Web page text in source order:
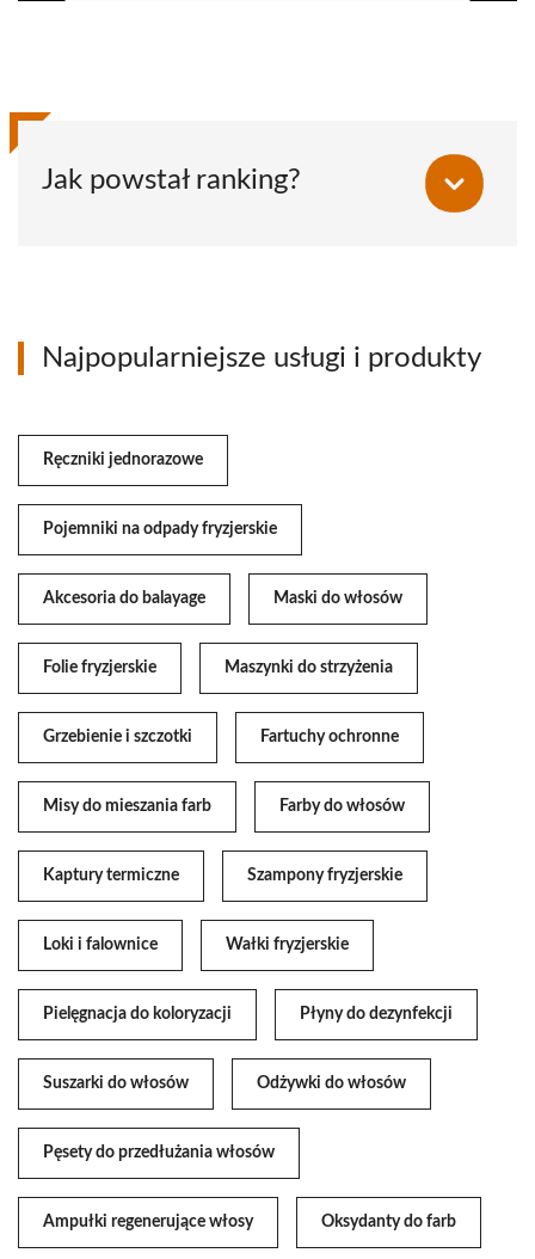
Jak powstał ranking?
Najpopularniejsze usługi i produkty
Ręczniki jednorazowe
Pojemniki na odpady fryzjerskie
Akcesoria do balayage Maski do włosów
Folie fryzjerskie Maszynki do strzyżenia
Grzebienie i szczotki Fartuchy ochronne
Misy do mieszania farb Farby do włosów
Kaptury termiczne Szampony fryzjerskie
Loki i falownice Wałki fryzjerskie
Pielęgnacja do koloryzacji Płyny do dezynfekcji
Suszarki do włosów Odżywki do włosów
Pęsety do przedłużania włosów
Ampułki regenerujące włosy Oksydanty do farb